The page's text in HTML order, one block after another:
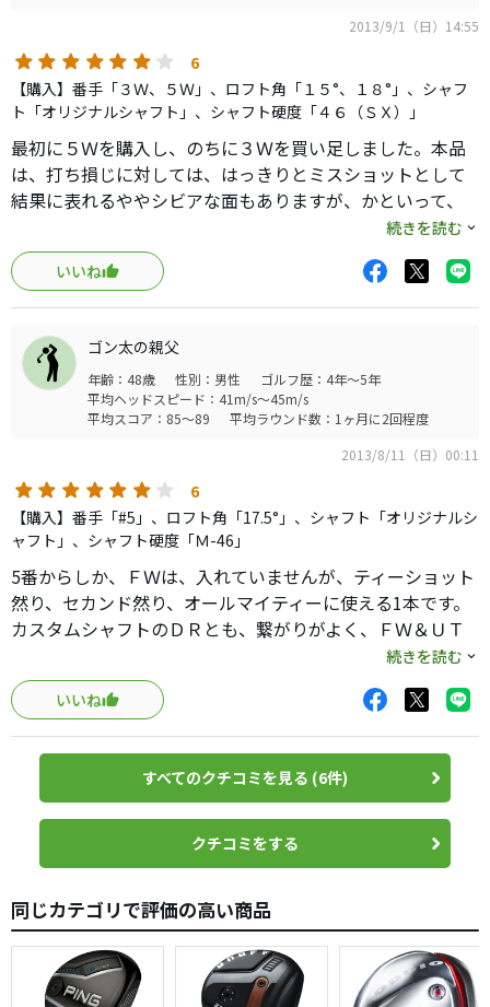
2013/9/1（日）14:55
6
【購入】番手「３Ｗ、５Ｗ」、ロフト角「１５°、１８°」、シャフ
ト「オリジナルシャフト」、シャフト硬度「４６（ＳＸ）」
最初に５Ｗを購入し、のちに３Ｗを買い足しました。本品
は、打ち損じに対しては、はっきりとミスショットとして
結果に表れるややシビアな面もありますが、かといって、
やや短めなシャフト（３Ｗ：４２．５インチ、５Ｗ：４
１．５インチ）と重めな重量（３Ｗ：３３６ｇ、５Ｗ：３
５０ｇ）がスイングを安定させてくれ、それほど難しいク
ラブではないと思います。打感はヘッドにボールが乗っか
るような柔らかさがあり、打音も心地よいものです。クラ
ブ全体にしっかり感というか、一体感のようなものがあ
り、日本製としての品質の高さのようなものが感じられま
す。クラブの長さからＦＷを敬遠し、ロングホールでの第
Ｗは新たな武器となる可能性があると思います。まだネッ
トショップ等で、スペックによっては新品でも安価に購入
可能なようですので、導入を検討されてはいかがでしょう
か？
続きを読む
いいね
ゴン太の親父
年齢：48歳 性別：男性
ゴルフ歴：4年～5年
平均ヘッドスピード：41m/s～45m/s
平均スコア：85～89
平均ラウンド数：1ヶ月に2回程度
2013/8/11（日）00:11
6
【購入】番手「#5」、ロフト角「17.5°」、シャフト「オリジナルシ
ャフト」、シャフト硬度「Ｍ-46」
5番からしか、ＦＷは、入れていませんが、ティーショット
然り、セカンド然り、オールマイティーに使える1本です。
カスタムシャフトのＤＲとも、繋がりがよく、ＦＷ＆ＵＴ
は、オリジナルシャフトでも、十分満足できるクラブで
す。
続きを読む
いいね
すべてのクチコミを見る (6件)
クチコミをする
同じカテゴリで評価の高い商品